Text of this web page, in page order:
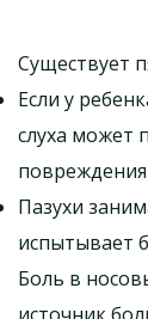
Существует
Если у
слуха может
Пазухи
испытывает
Боль в